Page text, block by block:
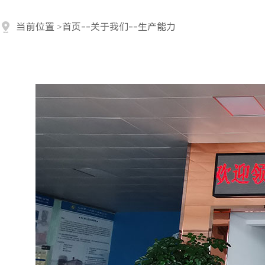
当前位置 >首页--关于我们--生产能力